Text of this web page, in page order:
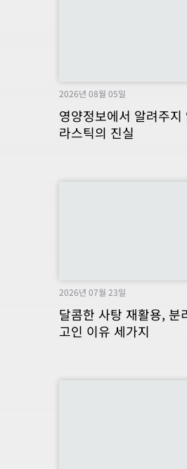
2026년 08월 05일
영양정보에서 알려주지
라스틱의 진실
2026년 07월 23일
달콤한 사탕 재활용, 분
고인 이유 세가지